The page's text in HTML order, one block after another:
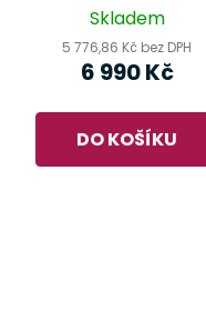
Skladem
5 776,86 Kč bez DPH
6 990 Kč
DO KOŠÍKU